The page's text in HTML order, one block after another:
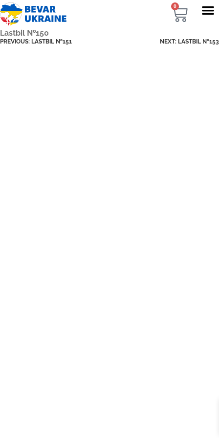
0
Lastbil №150
PREVIOUS: LASTBIL №151 NEXT: LASTBIL №153